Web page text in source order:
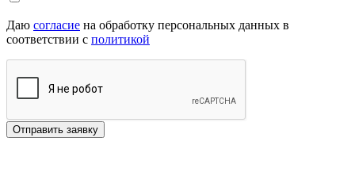
Даю согласие на обработку персональных данных в
соответствии с политикой
Отправить заявку